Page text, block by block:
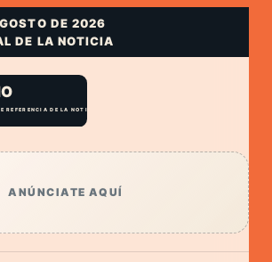
DE 2026
DE LA NOTICIA
ANÚNCIATE AQUÍ